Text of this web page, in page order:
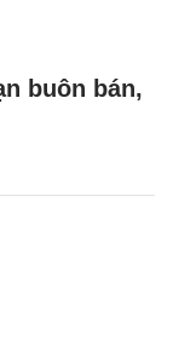
buôn bán,